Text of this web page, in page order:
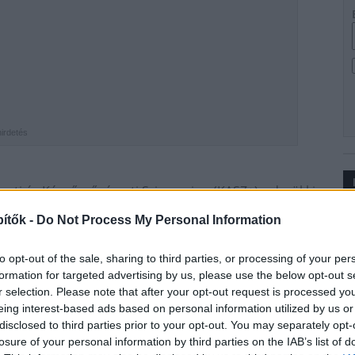
- Do Not Process My Personal Information
opt-out of the sale, sharing to third parties, or processing of your
for targeted advertising by us, please use the below opt-out
selection. Please note that after your opt-out request is processed
interest-based ads based on personal information utilized by us
to third parties prior to your opt-out. You may separately
of your personal information by third parties on the IAB’s list of
és Képzőművészeti Szimpozion (KASZ+) – derül ki
A hazai magasépítés meghatározó
megvalósuló művészeti esemény egyrészt
is volt: mérnökök, kivitelezők, ipari partnerek és
egyedi, üzemi környezetben készült alkotások –